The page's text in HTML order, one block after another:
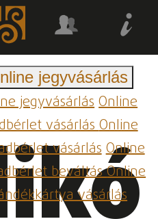
jegyvásárlás
jegyvásárlásOnline
vásárlásOnline
vásárlásOnline
beváltásOnline
vásárlás